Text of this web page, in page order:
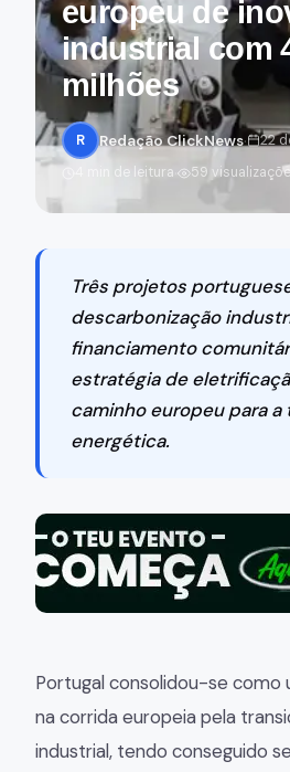
europeu de
industrial com
milhões
R Redação ClickNews· 22
4 min de leitura 59
Três projetos
descarbonização
financiamento
estratégia de
caminho europeu para a
energética.
Portugal consolidou-se como
na corrida europeia pela
industrial, tendo conseguido